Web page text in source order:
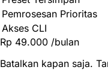
Pemrosesan Prioritas
Akses CLI
Rp 49.000 /bulan
Batalkan kapan saja.